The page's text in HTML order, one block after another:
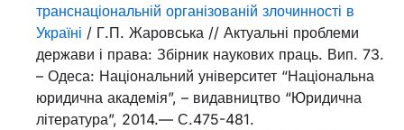
транснаціональній організованій злочинності в
Україні / Г.П. Жаровська // Актуальні проблеми
держави і права: Збірник наукових праць. Вип. 73.
– Одеса: Національний університет “Національна
юридична академія”, – видавництво “Юридична
література”, 2014.–– С.475-481.